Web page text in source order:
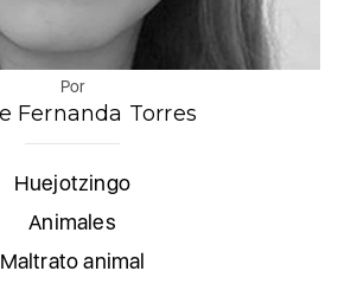
Por
Fernanda Torres
Huejotzingo
Animales
Maltrato animal